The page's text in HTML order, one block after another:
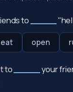
to
eat open
to
your